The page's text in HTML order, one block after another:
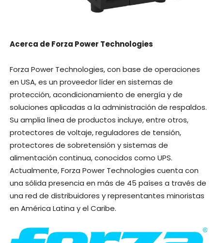
Acerca de Forza Power Technologies
Forza Power Technologies, con base de operaciones
en USA, es un proveedor líder en sistemas de
protección, acondicionamiento de energía y de
soluciones aplicadas a la administración de respaldos.
Su amplia línea de productos incluye, entre otros,
protectores de voltaje, reguladores de tensión,
protectores de sobretensión y sistemas de
alimentación continua, conocidos como UPS.
Actualmente, Forza Power Technologies cuenta con
una sólida presencia en más de 45 países a través de
una red de distribuidores y representantes minoristas
en América Latina y el Caribe.